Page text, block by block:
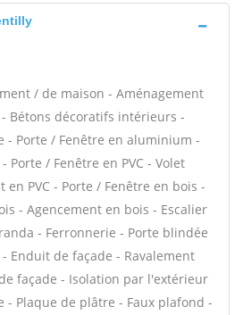
/ de maison - Aménagement
Bétons décoratifs intérieurs -
- Porte / Fenêtre en aluminium -
/ Fenêtre en PVC - Volet
PVC - Porte / Fenêtre en bois -
- Agencement en bois - Escalier
- Ferronnerie - Porte blindée
Enduit de façade - Ravalement
façade - Isolation par l'extérieur
- Plaque de plâtre - Faux plafond -